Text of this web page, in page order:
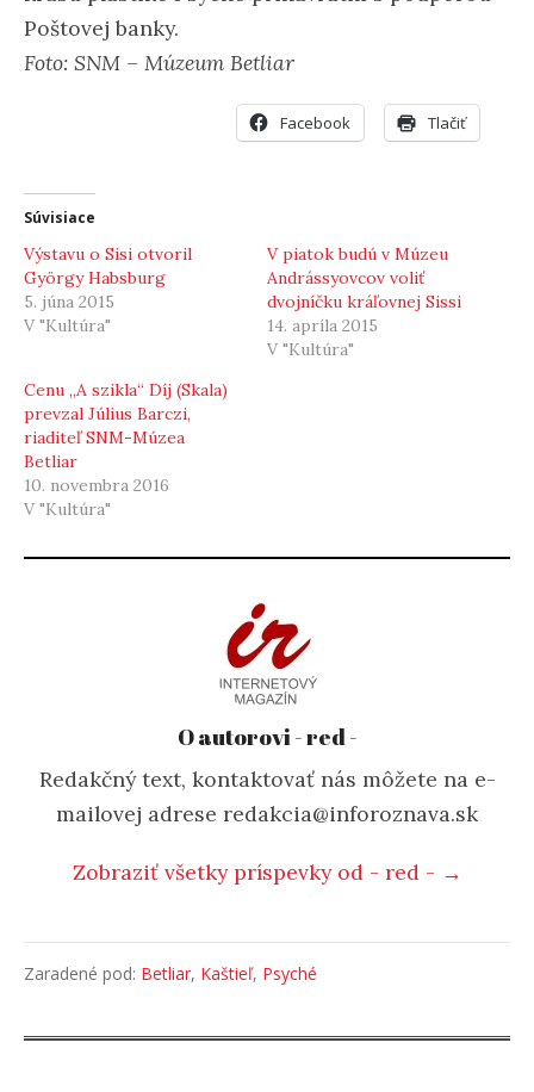
Poštovej banky.
Foto: SNM – Múzeum Betliar
Facebook Tlačiť
Súvisiace
Výstavu o Sisi otvoril
György Habsburg
5. júna 2015
V "Kultúra"
V piatok budú v Múzeu
Andrássyovcov voliť
dvojníčku kráľovnej Sissi
14. apríla 2015
V "Kultúra"
Cenu „A szikla“ Díj (Skala)
prevzal Július Barczi,
riaditeľ SNM-Múzea
Betliar
10. novembra 2016
V "Kultúra"
O autorovi - red -
Redakčný text, kontaktovať nás môžete na e-
mailovej adrese redakcia@inforoznava.sk
Zobraziť všetky príspevky od - red - →
Zaradené pod: Betliar, Kaštieľ, Psyché